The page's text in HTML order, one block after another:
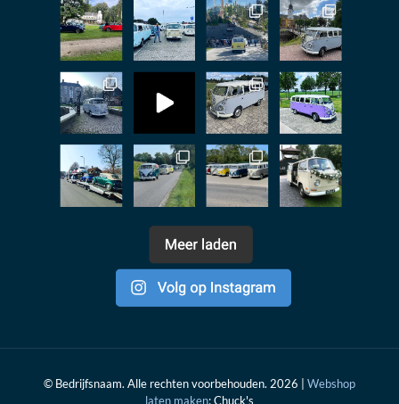
© Bedrijfsnaam. Alle rechten voorbehouden. 2026 | Webshop
laten maken: Chuck's